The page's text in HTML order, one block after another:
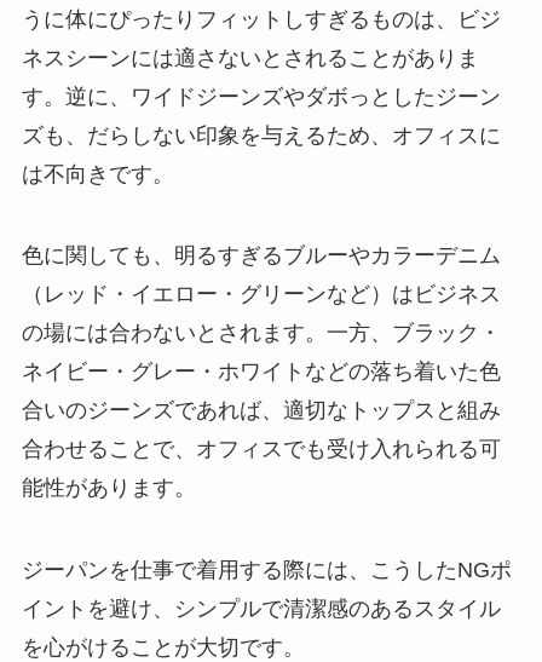
うに体にぴったりフィットしすぎるものは、ビジ
ネスシーンには適さないとされることがありま
す。逆に、ワイドジーンズやダボっとしたジーン
ズも、だらしない印象を与えるため、オフィスに
は不向きです。
色に関しても、明るすぎるブルーやカラーデニム
（レッド・イエロー・グリーンなど）はビジネス
の場には合わないとされます。一方、ブラック・
ネイビー・グレー・ホワイトなどの落ち着いた色
合いのジーンズであれば、適切なトップスと組み
合わせることで、オフィスでも受け入れられる可
能性があります。
ジーパンを仕事で着用する際には、こうしたNGポ
イントを避け、シンプルで清潔感のあるスタイル
を心がけることが大切です。